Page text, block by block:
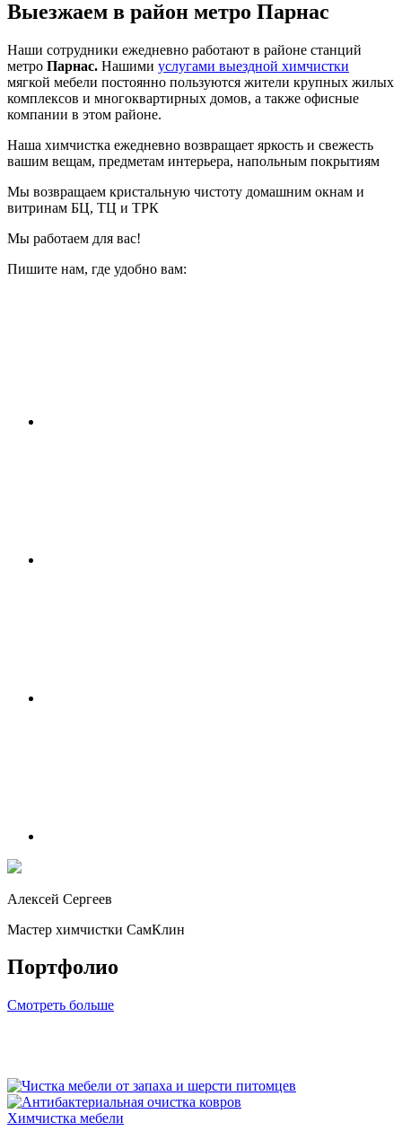
Выезжаем в район метро Парнас
Наши сотрудники ежедневно работают в районе станций
метро Парнас. Нашими услугами выездной химчистки
мягкой мебели постоянно пользуются жители крупных жилых
комплексов и многоквартирных домов, а также офисные
компании в этом районе.
Наша химчистка ежедневно возвращает яркость и свежесть
вашим вещам, предметам интерьера, напольным покрытиям
Мы возвращаем кристальную чистоту домашним окнам и
витринам БЦ, ТЦ и ТРК
Мы работаем для вас!
Пишите нам, где удобно вам:
Алексей Сергеев
Мастер химчистки СамКлин
Портфолио
Смотреть больше
Химчистка мебели